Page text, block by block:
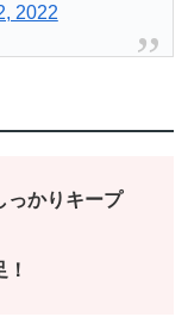
2022
っかりキープ